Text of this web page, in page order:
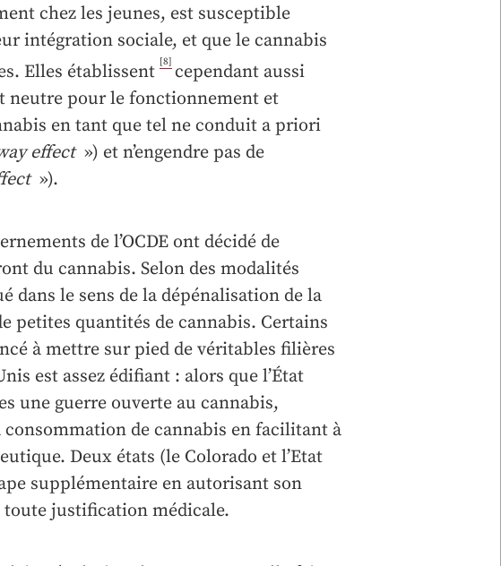
chez les jeunes, est susceptible
intégration sociale, et que le cannabis
Elles établissent [8] cependant aussi
neutre pour le fonctionnement et
en tant que tel ne conduit a priori
effect») et n’engendre pas de
»).
de l’OCDE ont décidé de
du cannabis. Selon des modalités
dans le sens de la dépénalisation de la
petites quantités de cannabis. Certains
à mettre sur pied de véritables filières
est assez édifiant : alors que l’État
une guerre ouverte au cannabis,
de cannabis en facilitant à
Deux états (le Colorado et l’Etat
supplémentaire en autorisant son
toute justification médicale.